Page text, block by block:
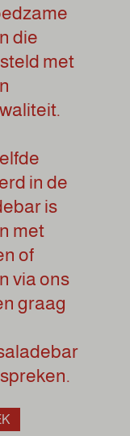
die
met
in de
is
met
of
via ons
graag